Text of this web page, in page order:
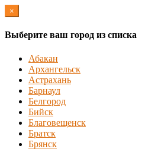
×
Выберите ваш город из списка
Абакан
Архангельск
Астрахань
Барнаул
Белгород
Бийск
Благовещенск
Братск
Брянск